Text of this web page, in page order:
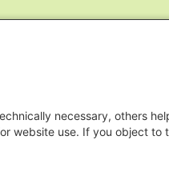
necessary, others
website use. If you object